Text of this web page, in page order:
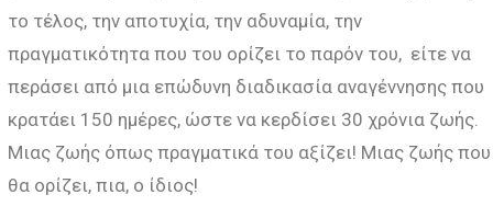
το τέλος, την αποτυχία, την αδυναμία, την
πραγματικότητα που του ορίζει το παρόν του, είτε να
περάσει από μια επώδυνη διαδικασία αναγέννησης που
κρατάει 150 ημέρες, ώστε να κερδίσει 30 χρόνια ζωής.
Μιας ζωής όπως πραγματικά του αξίζει! Μιας ζωής που
θα ορίζει, πια, ο ίδιος!